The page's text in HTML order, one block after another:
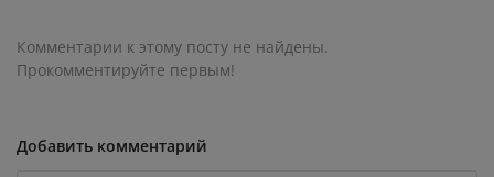
Комментарии к этому посту не найдены.
Прокомментируйте первым!
Добавить комментарий